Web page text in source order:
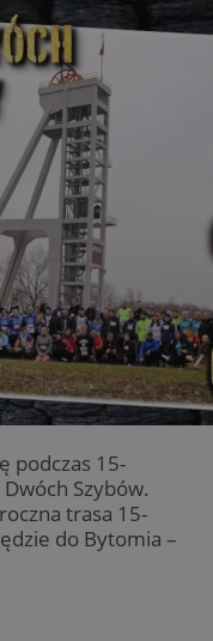
podczas 15-
Szybów.
trasa 15-
do Bytomia –